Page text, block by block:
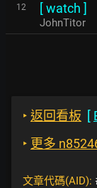
12
[watch ]
JohnTitor
‣ 返回看板 [
‣ 更多
文章代碼(AID):